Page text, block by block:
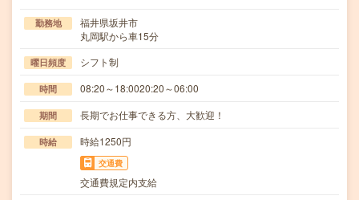
勤務地
福井県坂井市
丸岡駅から車15分
曜日頻度 シフト制
時間 08:20～18:0020:20～06:00
期間 長期でお仕事できる方、大歓迎！
時給 時給1250円
交通費
交通費規定内支給